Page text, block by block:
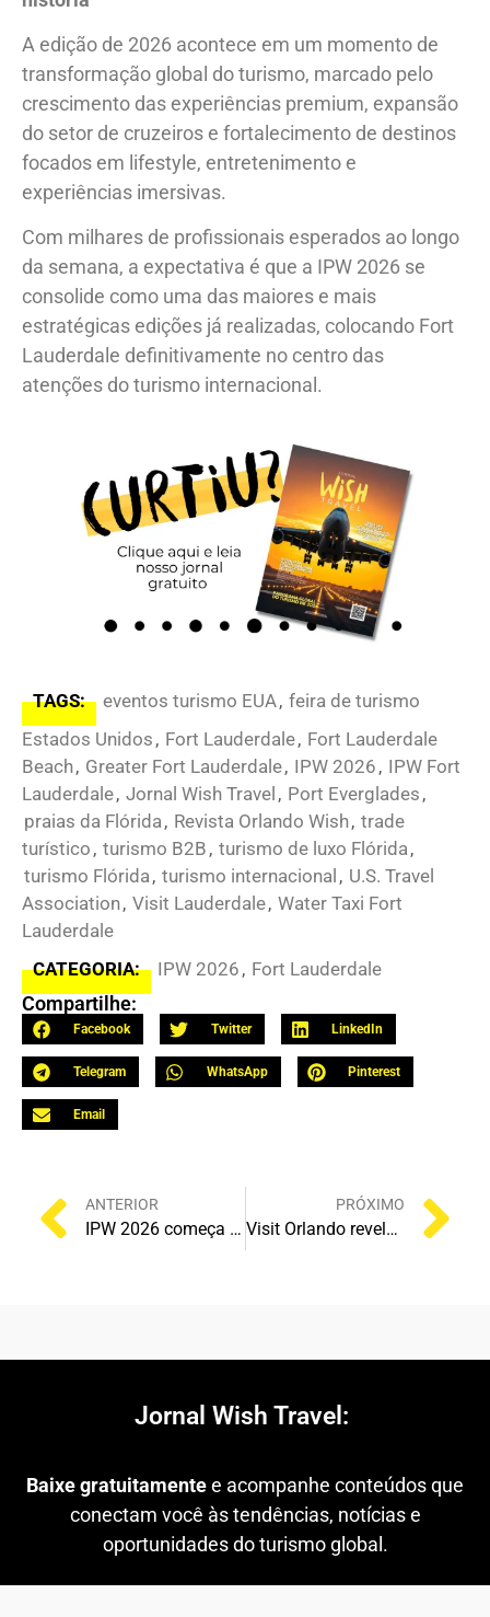
A edição de 2026 acontece em um momento de
transformação global do turismo, marcado pelo
crescimento das experiências premium, expansão
do setor de cruzeiros e fortalecimento de destinos
focados em lifestyle, entretenimento e
experiências imersivas.
Com milhares de profissionais esperados ao longo
da semana, a expectativa é que a IPW 2026 se
consolide como uma das maiores e mais
estratégicas edições já realizadas, colocando Fort
Lauderdale definitivamente no centro das
atenções do turismo internacional.
TAGS: eventos turismo EUA, feira de turismo
Estados Unidos , Fort Lauderdale, Fort Lauderdale
Beach, Greater Fort Lauderdale, IPW 2026 , IPW Fort
Lauderdale, Jornal Wish Travel , Port Everglades ,
praias da Flórida, Revista Orlando Wish, trade
turístico , turismo B2B , turismo de luxo Flórida,
turismo Flórida, turismo internacional , U.S. Travel
Association, Visit Lauderdale, Water Taxi Fort
Lauderdale
CATEGORIA:
IPW 2026 , Fort Lauderdale
Compartilhe:
Facebook Twitter LinkedIn
Telegram WhatsApp Pinterest
Email
ANTERIOR
IPW 2026 começa oficialmente em Fort Lauderdale com press brunch exclusivo, ativações e recorde de mídia brasileira
PRÓXIMO
Visit Orlando revela crescimento do turismo internacional na IPW 2026: Brasil segue entre os três maiores mercados de Orlando
Jornal Wish Travel: Co n
Baixe gratuitamentee acompanhe conteúdos que
conectam você às tendências, notícias e
oportunidades do turismo global.